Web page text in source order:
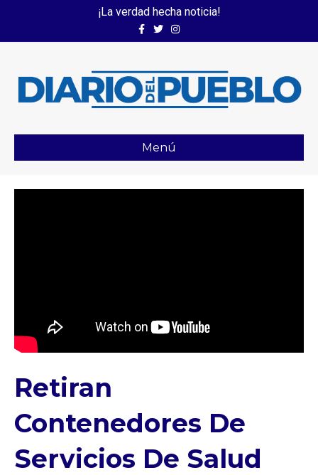
¡La verdad hecha noticia!
FacebookTwitterInstagram
Menú
Retiran
Contenedores De
Servicios De Salud